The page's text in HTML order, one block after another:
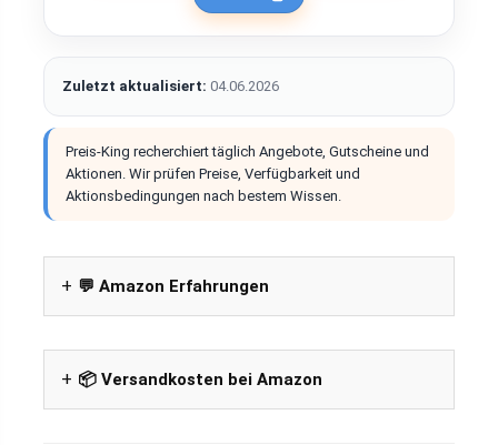
Zuletzt aktualisiert: 04.06.2026
Preis-King recherchiert täglich Angebote, Gutscheine und
Aktionen. Wir prüfen Preise, Verfügbarkeit und
Aktionsbedingungen nach bestem Wissen.
💬 Amazon Erfahrungen
📦 Versandkosten bei Amazon